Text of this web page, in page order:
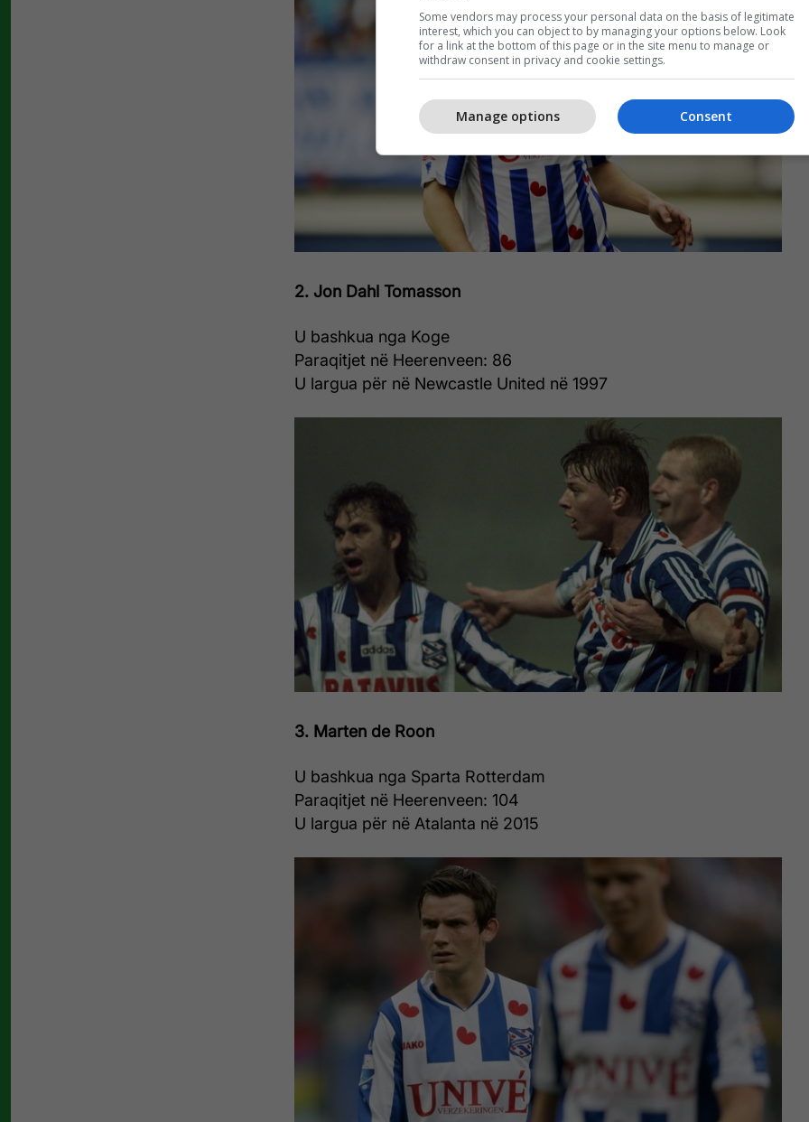
2. Jon Dahl Tomasson
U bashkua nga Koge
Paraqitjet në Heerenveen: 86
U largua për në Newcastle United në 1997
3. Marten de Roon
U bashkua nga Sparta Rotterdam
Paraqitjet në Heerenveen: 104
U largua për në Atalanta në 2015
Some vendors may process your personal data on the basis of legitimate
interest, which you can object to by managing your options below. Look
for a link at the bottom of this page or in the site menu to manage or
withdraw consent in privacy and cookie settings.
Consent
Manage options